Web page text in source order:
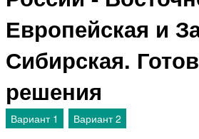
Европейская и
Сибирская.
решения
Вариант 1 Вариант 2